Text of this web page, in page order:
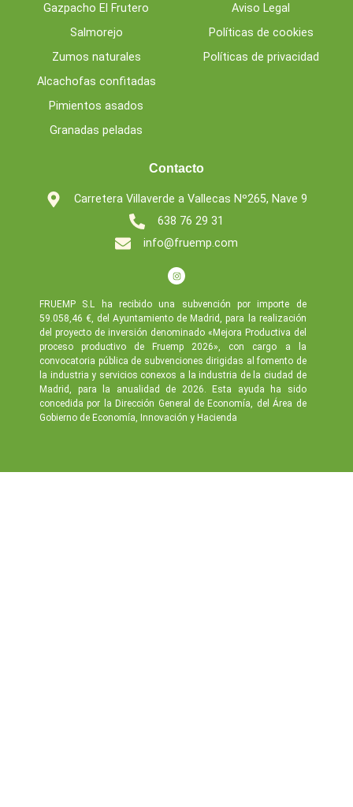
Gazpacho El Frutero
Salmorejo
Zumos naturales
Alcachofas confitadas
Pimientos asados
Granadas peladas
Aviso Legal
Políticas de cookies
Políticas de privacidad
Contacto
Carretera Villaverde a Vallecas Nº265, Nave 9
638 76 29 31
info@fruemp.com
FRUEMP S.L ha recibido una subvención por importe de
59.058,46 €, del Ayuntamiento de Madrid, para la realización
del proyecto de inversión denominado «Mejora Productiva del
proceso productivo de Fruemp 2026», con cargo a la
convocatoria pública de subvenciones dirigidas al fomento de
la industria y servicios conexos a la industria de la ciudad de
Madrid, para la anualidad de 2026. Esta ayuda ha sido
concedida por la Dirección General de Economía, del Área de
Gobierno de Economía, Innovación y Hacienda